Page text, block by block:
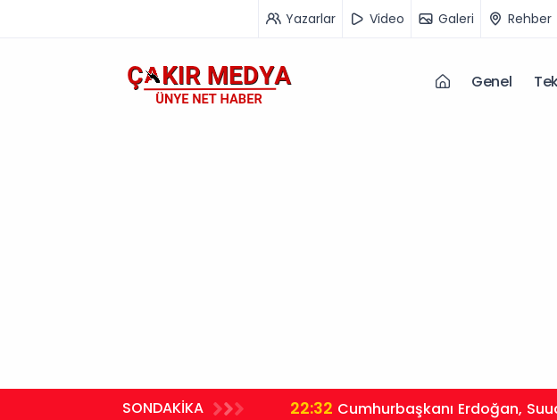
Yazarlar Video Galeri Rehber
Genel
SONDAKİKA 22:32 Cumhurbaşkanı Erdoğan,